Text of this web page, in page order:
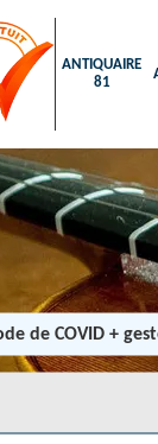
ANTIQUAIRE
81
de COVID +